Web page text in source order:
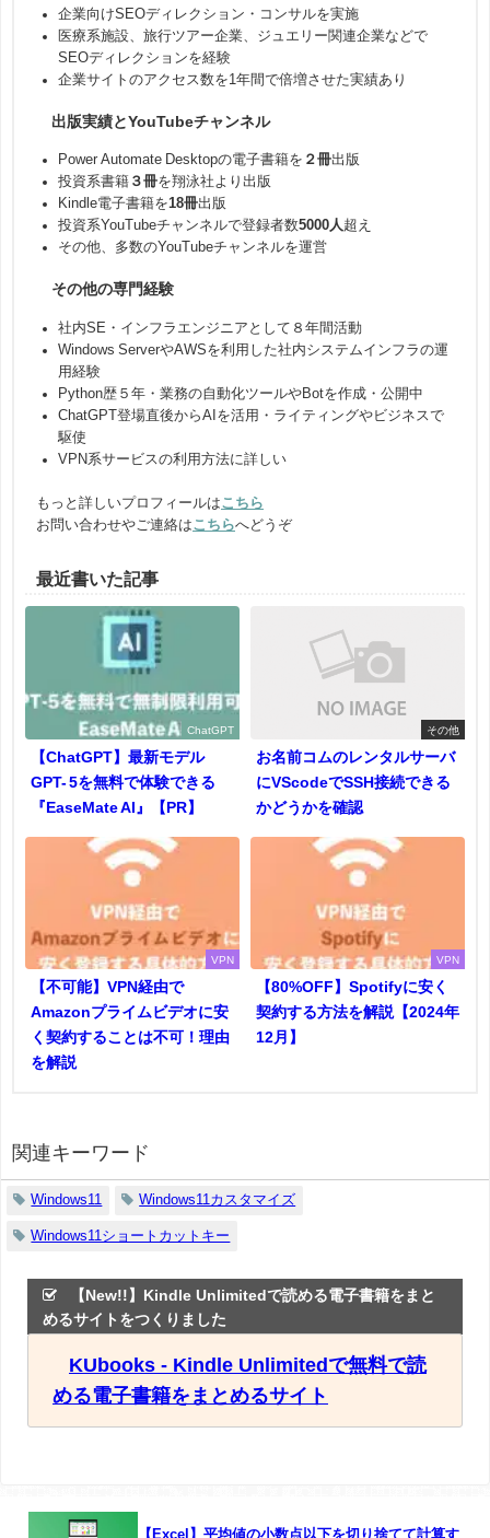
企業向けSEOディレクション・コンサルを実施
医療系施設、旅行ツアー企業、ジュエリー関連企業などで
SEOディレクションを経験
企業サイトのアクセス数を1年間で倍増させた実績あり
出版実績とYouTubeチャンネル
Power Automate Desktopの電子書籍を ２冊出版
投資系書籍 ３冊を翔泳社より出版
Kindle電子書籍を18冊出版
投資系YouTubeチャンネルで登録者数5000人 超え
その他、多数のYouTubeチャンネルを運営
その他の専門経験
社内SE・インフラエンジニアとして８年間活動
Windows ServerやAWSを利用した社内システムインフラの運
用経験
Python歴５年・業務の自動化ツールやBotを作成・公開中
ChatGPT登場直後からAIを活用・ライティングやビジネスで
駆使
VPN系サービスの利用方法に詳しい
もっと詳しいプロフィールは こちら
お問い合わせやご連絡は こちらへどうぞ
最近書いた記事
ChatGPT
【ChatGPT】最新モデル
GPT- 5を無料で体験できる
『EaseMate AI』【PR】
その他
お名前コムのレンタルサーバ
にVScodeでSSH接続できる
かどうかを確認
VPN
【不可能】VPN経由で
Amazonプライムビデオに安
く契約することは不可！理由
を解説
VPN
【80%OFF】Spotifyに安く
契約する方法を解説【2024年
12月】
関連キーワード
Windows11 Windows11カスタマイズ
Windows11ショートカットキー
【New!!】Kindle Unlimitedで読める電子書籍をまと
めるサイトをつくりました
KUbooks - Kindle Unlimitedで無料で読
める電子書籍をまとめるサイト
【Excel】平均値の小数点以下を切り捨てて計算す